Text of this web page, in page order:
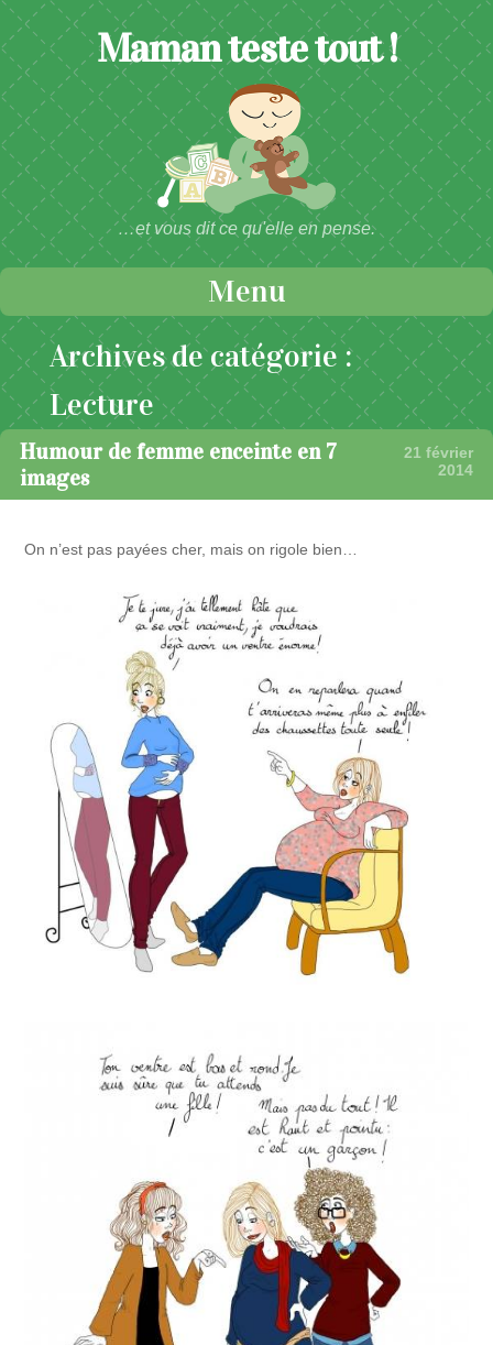
Maman teste tout !
…et vous dit ce qu'elle en pense.
Menu
Passer au contenu
Archives de catégorie :
Lecture
Humour de femme enceinte en 7
images
21 février
2014
On n’est pas payées cher, mais on rigole bien…